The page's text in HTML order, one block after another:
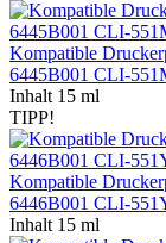
Kompatible
6445B001 CLI-
Inhalt 15 ml
TIPP!
Kompatible
6446B001 CLI-
Inhalt 15 ml